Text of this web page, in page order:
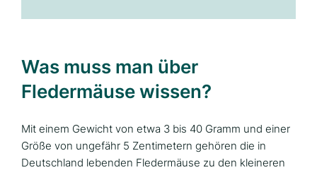
Was muss man über
Fledermäuse wissen?
Mit einem Gewicht von etwa 3 bis 40 Gramm und einer
Größe von ungefähr 5 Zentimetern gehören die in
Deutschland lebenden Fledermäuse zu den kleineren